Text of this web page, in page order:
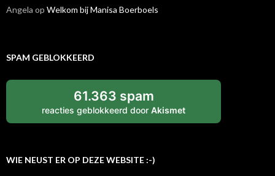
Angela op Welkom bij Manisa Boerboels
SPAM GEBLOKKEERD
61.363 spam
reacties geblokkeerd door Akismet
WIE NEUST ER OP DEZE WEBSITE :-)